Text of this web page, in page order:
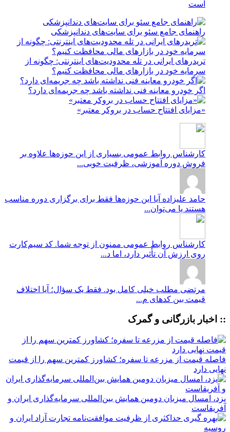
است
راهنمای جامع سئو برای سایت‌های دندانپزشکی
تریدرهای ایرانی در تله محدودیت‌های اینترنتی: چگونه از
سرمایه خود در بازارهای مالی محافظت کنیم؟
اگر خودرو معاینه فنی نداشته باشد چه جریمه‌ای دارد؟
«مزایای افتتاح حساب در بروکر معتبر»
کارشناس روابط عمومی بسیاری از این حوزه‌ها علاوه بر
فروش دوره آموزشی، ظرفیت خوبی...
حامد علیزاده آیا این حوزه‌ها فقط برای برگزاری دوره مناسب
هستند یا می‌توان...
کارشناس روابط عمومی ممنون از توجه شما. کد سیم‌کارت
روی ارزش آن تأثیر دارد، اما د...
مرتضی مطلب خیلی کامل بود. فقط یک سؤال؛ آیا اختلاف
قیمت بین کدهای م...
:: اخبار بازرگانی و گمرک
فاصله قیمت از مزرعه تا سفره؛ کشاورز کمترین سهم را از قیمت
نهایی دارد
یزد، امسال میزبان دومین همایش بین‌المللی سرمایه‌گذاری ایران و
آفریقاست